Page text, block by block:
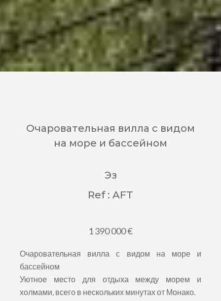
Очаровательная вилла с видом
на море и бассейном
Эз
Ref : AFT
1 390 000 €
Очаровательная вилла с видом на море и
бассейном
Уютное место для отдыха между морем и
холмами, всего в нескольких минутах от Монако.